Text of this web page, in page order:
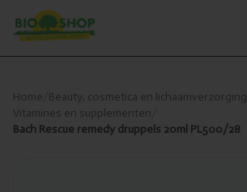
Home Beauty, cosmetica en lichaamverzorging
Vitamines en supplementen
Bach Rescue remedy druppels 20ml PL500/28